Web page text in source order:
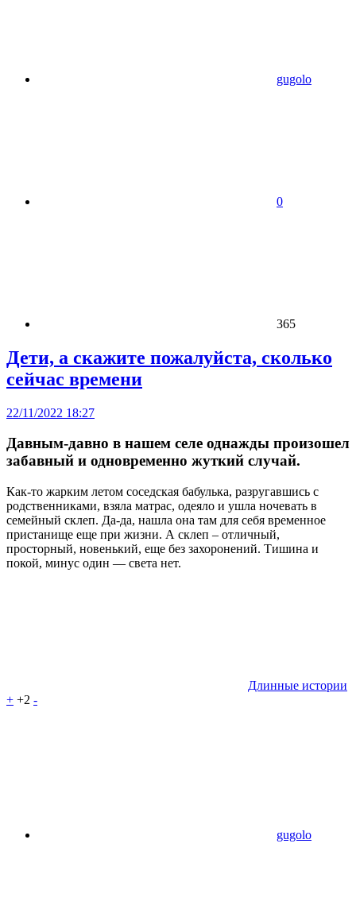
gugolo
0
365
Дети, а скажите пожалуйста, сколько
сейчас времени
22/11/2022 18:27
Давным-давно в нашем селе однажды произошел
забавный и одновременно жуткий случай.
Как-то жарким летом соседская бабулька, разругавшись с
родственниками, взяла матрас, одеяло и ушла ночевать в
семейный склеп. Да-да, нашла она там для себя временное
пристанище еще при жизни. А склеп – отличный,
просторный, новенький, еще без захоронений. Тишина и
покой, минус один — света нет.
Длинные истории
+ +2 -
gugolo